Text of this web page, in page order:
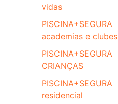
vidas
PISCINA+SEGURA
academias e clubes
PISCINA+SEGURA
CRIANÇAS
PISCINA+SEGURA
residencial